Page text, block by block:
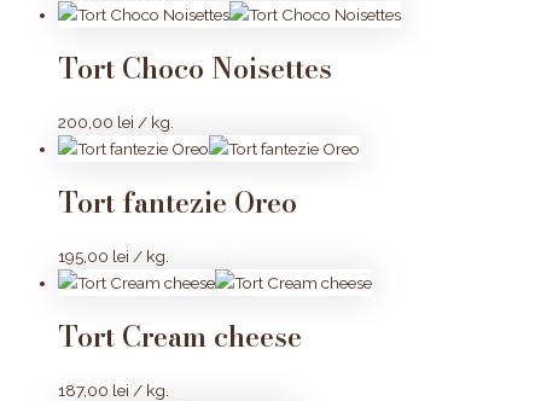
Tort Choco Noisettes
200,00 lei / kg.
Tort fantezie Oreo
195,00 lei / kg.
Tort Cream cheese
187,00 lei / kg.